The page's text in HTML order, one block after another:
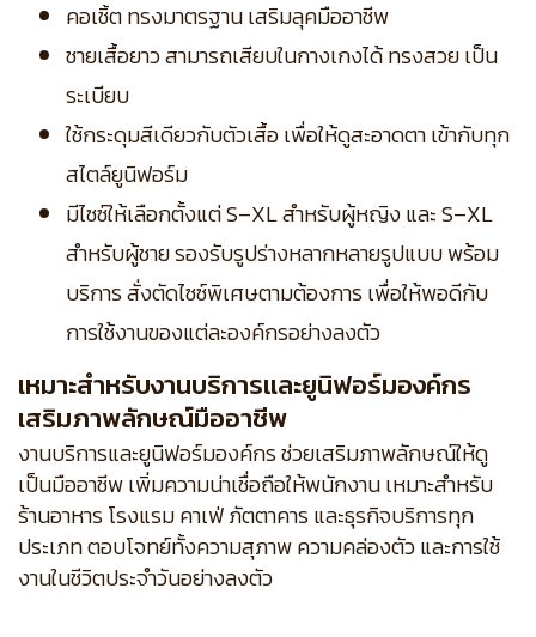
คอเชิ้ต ทรงมาตรฐาน เสริมลุคมืออาชีพ
ชายเสื้อยาว สามารถเสียบในกางเกงได้ ทรงสวย เป็น
ระเบียบ
ใช้กระดุมสีเดียวกับตัวเสื้อ เพื่อให้ดูสะอาดตา เข้ากับทุก
สไตล์ยูนิฟอร์ม
มีไซซ์ให้เลือกตั้งแต่ S–XL สำหรับผู้หญิง และ S–XL
สำหรับผู้ชาย รองรับรูปร่างหลากหลายรูปแบบ พร้อม
บริการ สั่งตัดไซซ์พิเศษตามต้องการ เพื่อให้พอดีกับ
การใช้งานของแต่ละองค์กรอย่างลงตัว
เหมาะสำหรับงานบริการและยูนิฟอร์มองค์กร
เสริมภาพลักษณ์มืออาชีพ
งานบริการและยูนิฟอร์มองค์กร ช่วยเสริมภาพลักษณ์ให้ดู
เป็นมืออาชีพ เพิ่มความน่าเชื่อถือให้พนักงาน เหมาะสำหรับ
ร้านอาหาร โรงแรม คาเฟ่ ภัตตาคาร และธุรกิจบริการทุก
ประเภท ตอบโจทย์ทั้งความสุภาพ ความคล่องตัว และการใช้
งานในชีวิตประจำวันอย่างลงตัว